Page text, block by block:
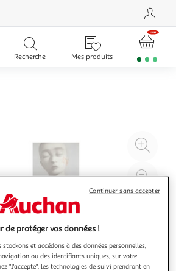
Recherche Mes produits
à
de protéger vos données !
et accédons à des données personnelles,
ou des identifiants uniques, sur votre
"J'accepte", les technologies de suivi prendront en
Continuer sans accepter